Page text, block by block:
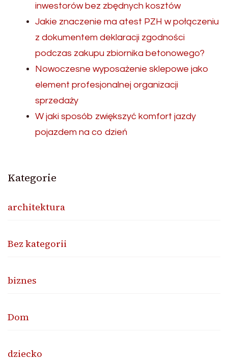
inwestorów bez zbędnych kosztów
Jakie znaczenie ma atest PZH w połączeniu
z dokumentem deklaracji zgodności
podczas zakupu zbiornika betonowego?
Nowoczesne wyposażenie sklepowe jako
element profesjonalnej organizacji
sprzedaży
W jaki sposób zwiększyć komfort jazdy
pojazdem na co dzień
Kategorie
architektura
Bez kategorii
biznes
Dom
dziecko